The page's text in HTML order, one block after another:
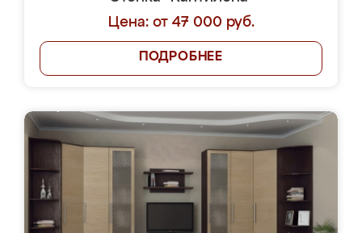
Цена: от 47 000 руб.
ПОДРОБНЕЕ